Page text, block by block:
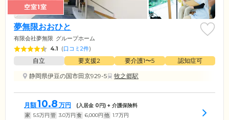
空室1室
夢無限おおひと
有限会社夢無限 グループホーム
4.1 (口コミ2件)
自立 要支援2 要介護1〜5
認知症可
静岡県伊豆の国市田京929-5
牧之郷駅
月額10.8 万円 (入居金 0円) + 介護保険料
家 5.5万円 管 3.0万円 食 6,000円 他 1.7万円